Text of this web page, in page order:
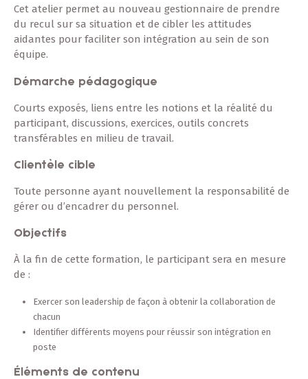
Cet atelier permet au nouveau gestionnaire de prendre
du recul sur sa situation et de cibler les attitudes
aidantes pour faciliter son intégration au sein de son
équipe.
Démarche pédagogique
Courts exposés, liens entre les notions et la réalité du
participant, discussions, exercices, outils concrets
transférables en milieu de travail.
Clientèle cible
Toute personne ayant nouvellement la responsabilité de
gérer ou d’encadrer du personnel.
Objectifs
À la fin de cette formation, le participant sera en mesure
de :
Exercer son leadership de façon à obtenir la collaboration de
chacun
Identifier différents moyens pour réussir son intégration en
poste
Éléments de contenu